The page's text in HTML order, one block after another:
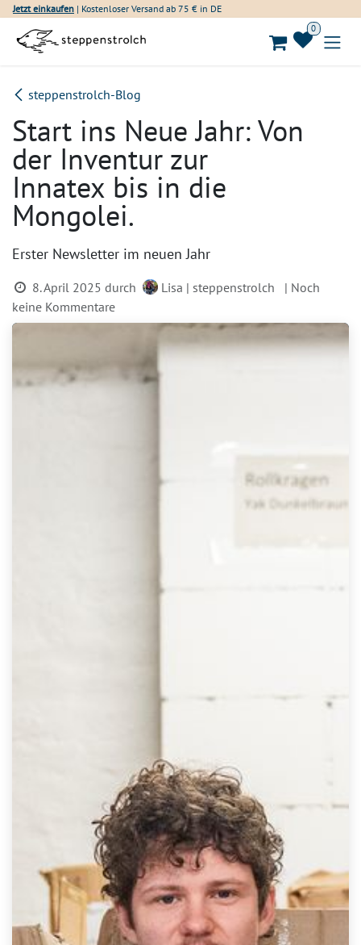
Zum Inhalt springen
Jetzt einkaufen | Kostenloser Versand ab 75 € in DE
0
steppenstrolch-Blog
Start ins Neue Jahr: Von
der Inventur zur
Innatex bis in die
Mongolei.
Erster Newsletter im neuen Jahr
8. April 2025 durch Lisa | steppenstrolch
| Noch
keine Kommentare